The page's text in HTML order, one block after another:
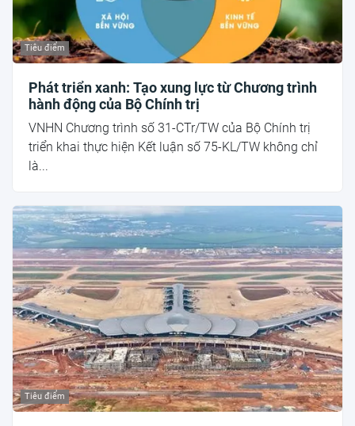
Tiêu điểm
Phát triển xanh: Tạo xung lực từ Chương trình
hành động của Bộ Chính trị
VNHN Chương trình số 31-CTr/TW của Bộ Chính trị
triển khai thực hiện Kết luận số 75-KL/TW không chỉ
là...
Tiêu điểm